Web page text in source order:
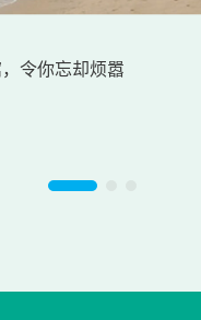
令你忘却烦嚣